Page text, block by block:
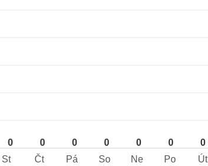
0 0 0 0 0 0 0
St Čt Pá So Ne Po Út